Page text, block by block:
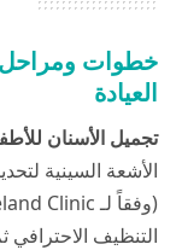
خطوات ومراحل
العيادة
تجميل الأسنان
الأشعة السينية
(وفقاً لـClinic
التنظيف الاحترافي